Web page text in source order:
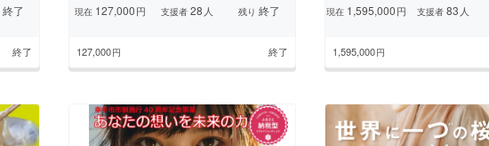
終了
終了
現在127,000円 支援者28 人 残り 終了
127,000円 終了
現在1,595,000円 支援者83 人
1,595,000円